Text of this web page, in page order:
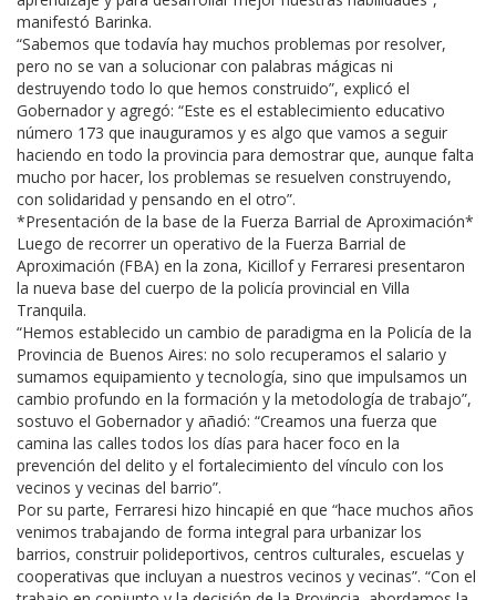
manifestó Barinka.
“Sabemos que todavía hay muchos problemas por resolver,
pero no se van a solucionar con palabras mágicas ni
destruyendo todo lo que hemos construido”, explicó el
Gobernador y agregó: “Este es el establecimiento educativo
número 173 que inauguramos y es algo que vamos a seguir
haciendo en todo la provincia para demostrar que, aunque falta
mucho por hacer, los problemas se resuelven construyendo,
con solidaridad y pensando en el otro”.
*Presentación de la base de la Fuerza Barrial de Aproximación*
Luego de recorrer un operativo de la Fuerza Barrial de
Aproximación (FBA) en la zona, Kicillof y Ferraresi presentaron
la nueva base del cuerpo de la policía provincial en Villa
Tranquila.
“Hemos establecido un cambio de paradigma en la Policía de la
Provincia de Buenos Aires: no solo recuperamos el salario y
sumamos equipamiento y tecnología, sino que impulsamos un
cambio profundo en la formación y la metodología de trabajo”,
sostuvo el Gobernador y añadió: “Creamos una fuerza que
camina las calles todos los días para hacer foco en la
prevención del delito y el fortalecimiento del vínculo con los
vecinos y vecinas del barrio”.
Por su parte, Ferraresi hizo hincapié en que “hace muchos años
venimos trabajando de forma integral para urbanizar los
barrios, construir polideportivos, centros culturales, escuelas y
cooperativas que incluyan a nuestros vecinos y vecinas”. “Con el